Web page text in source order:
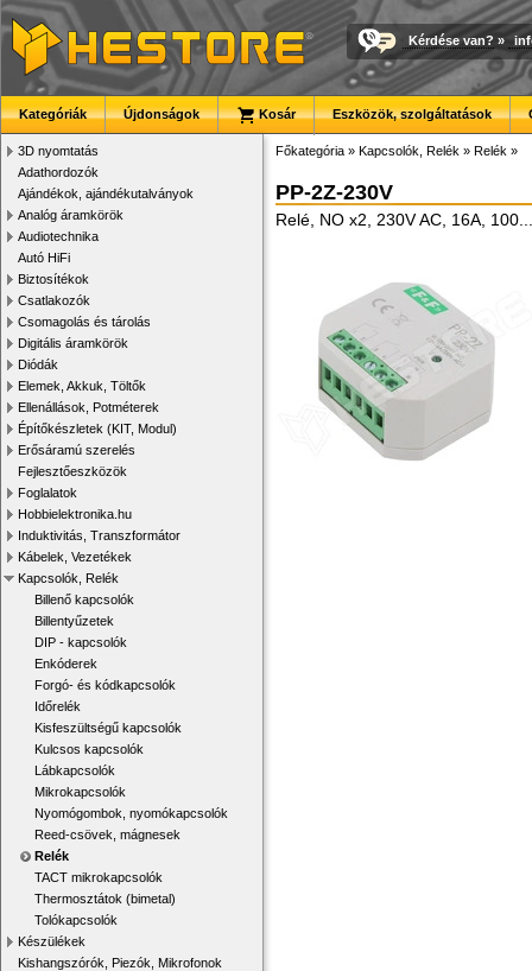
Kérdése van? »
Kategóriák Újdonságok Kosár Eszközök, szolgáltatások
3D nyomtatás
Adathordozók
Ajándékok, ajándékutalványok
Analóg áramkörök
Audiotechnika
Autó HiFi
Biztosítékok
Csatlakozók
Csomagolás és tárolás
Digitális áramkörök
Diódák
Elemek, Akkuk, Töltők
Ellenállások, Potméterek
Építőkészletek (KIT, Modul)
Erősáramú szerelés
Fejlesztőeszközök
Foglalatok
Hobbielektronika.hu
Induktivitás, Transzformátor
Kábelek, Vezetékek
Kapcsolók, Relék
Billenő kapcsolók
Billentyűzetek
DIP - kapcsolók
Enkóderek
Forgó- és kódkapcsolók
Időrelék
Kisfeszültségű kapcsolók
Kulcsos kapcsolók
Lábkapcsolók
Mikrokapcsolók
Nyomógombok, nyomókapcsolók
Reed-csövek, mágnesek
Relék
TACT mikrokapcsolók
Thermosztátok (bimetal)
Tolókapcsolók
Készülékek
Kishangszórók, Piezók, Mikrofonok
Főkategória » Kapcsolók, Relék » Relék »
PP-2Z-230V
Relé, NO x2, 230V AC, 16A,